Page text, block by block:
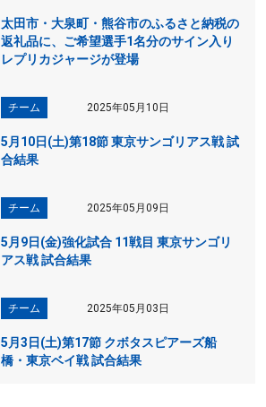
太田市・大泉町・熊谷市のふるさと納税の
返礼品に、ご希望選手1名分のサイン入り
レプリカジャージが登場
チーム 2025年05月10日
5月10日(土)第18節 東京サンゴリアス戦 試
合結果
チーム 2025年05月09日
5月9日(金)強化試合 11戦目 東京サンゴリ
アス戦 試合結果
チーム 2025年05月03日
5月3日(土)第17節 クボタスピアーズ船
橋・東京ベイ戦 試合結果